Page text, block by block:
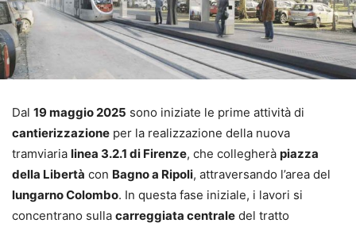
Dal 19 maggio 2025 sono iniziate le prime attività di
cantierizzazione per la realizzazione della nuova
tramviaria linea 3.2.1 di Firenze, che collegherà piazza
della Libertà con Bagno a Ripoli, attraversando l’area del
lungarno Colombo. In questa fase iniziale, i lavori si
concentrano sulla carreggiata centrale del tratto